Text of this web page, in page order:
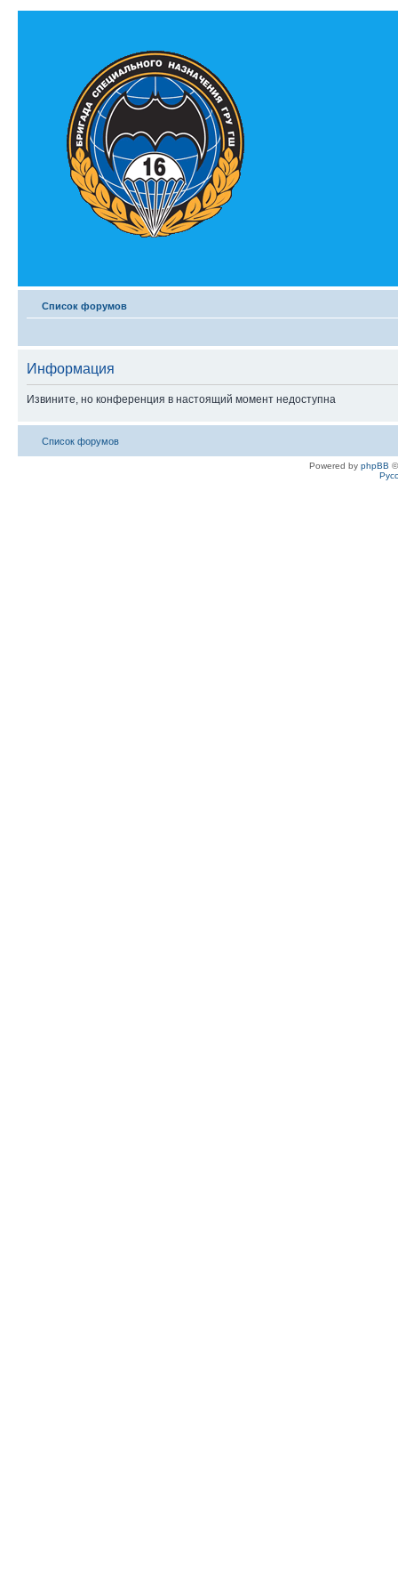
Список форумов
Информация
Извините, но конференция в настоящий момент недоступна
Список форумов
Powered by phpBB